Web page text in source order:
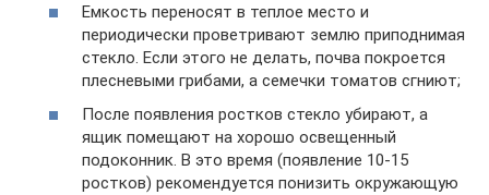
Емкость переносят в теплое место и
периодически проветривают землю приподнимая
стекло. Если этого не делать, почва покроется
плесневыми грибами, а семечки томатов сгниют;
После появления ростков стекло убирают, а
ящик помещают на хорошо освещенный
подоконник. В это время (появление 10-15
ростков) рекомендуется понизить окружающую